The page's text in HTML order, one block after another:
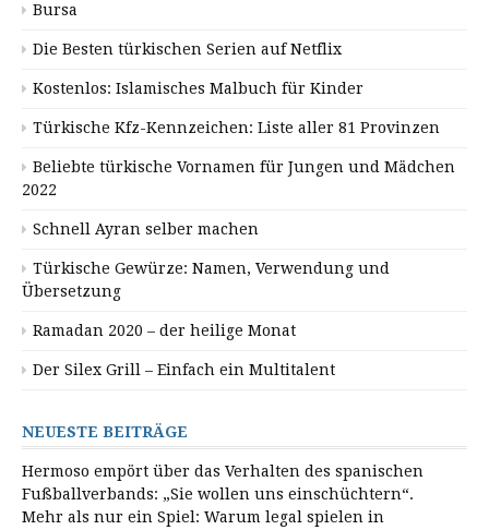
Bursa
Die Besten türkischen Serien auf Netflix
Kostenlos: Islamisches Malbuch für Kinder
Türkische Kfz-Kennzeichen: Liste aller 81 Provinzen
Beliebte türkische Vornamen für Jungen und Mädchen
2022
Schnell Ayran selber machen
Türkische Gewürze: Namen, Verwendung und
Übersetzung
Ramadan 2020 – der heilige Monat
Der Silex Grill – Einfach ein Multitalent
NEUESTE BEITRÄGE
Hermoso empört über das Verhalten des spanischen
Fußballverbands: „Sie wollen uns einschüchtern“.
Mehr als nur ein Spiel: Warum legal spielen in